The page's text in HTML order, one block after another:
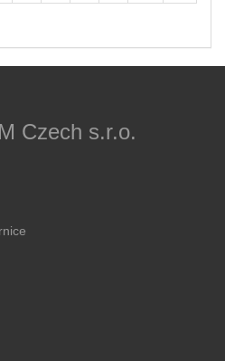
Czech s.r.o.